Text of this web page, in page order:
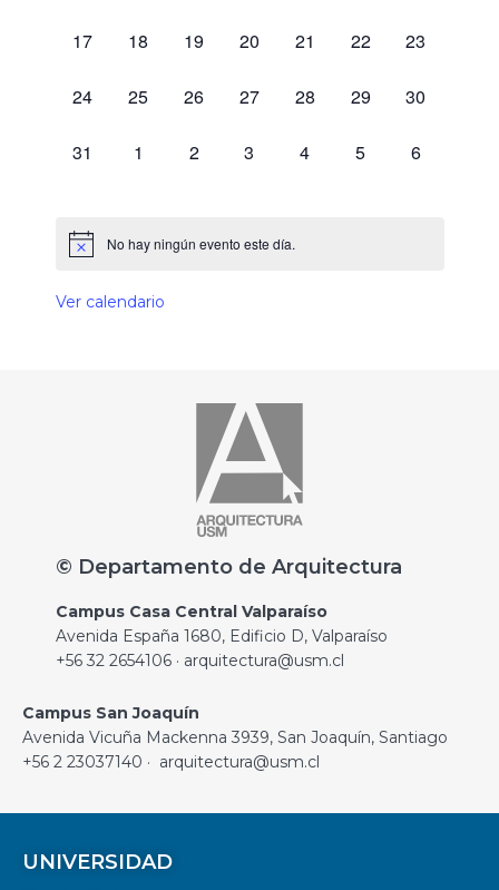
0 eventos,
17 0 eventos,
18 0 eventos,
19 0 eventos,
20 0 eventos,
21 0 eventos,
22 0 eventos,
23
0 eventos,
24 0 eventos,
25 0 eventos,
26 0 eventos,
27 0 eventos,
28 0 eventos,
29 0 eventos,
30
0 eventos,
31 0 eventos,
1 0 eventos,
2 0 eventos,
3 0 eventos,
4 0 eventos,
5 0 eventos,
6
No hay ningún evento este día.
Ver calendario
© Departamento de Arquitectura
Campus Casa Central Valparaíso
Avenida España 1680, Edificio D, Valparaíso
+56 32 2654106 · arquitectura@usm.cl
Campus San Joaquín
Avenida Vicuña Mackenna 3939, San Joaquín, Santiago
+56 2 23037140 · arquitectura@usm.cl
UNIVERSIDAD